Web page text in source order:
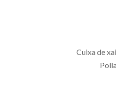
Cuixa de